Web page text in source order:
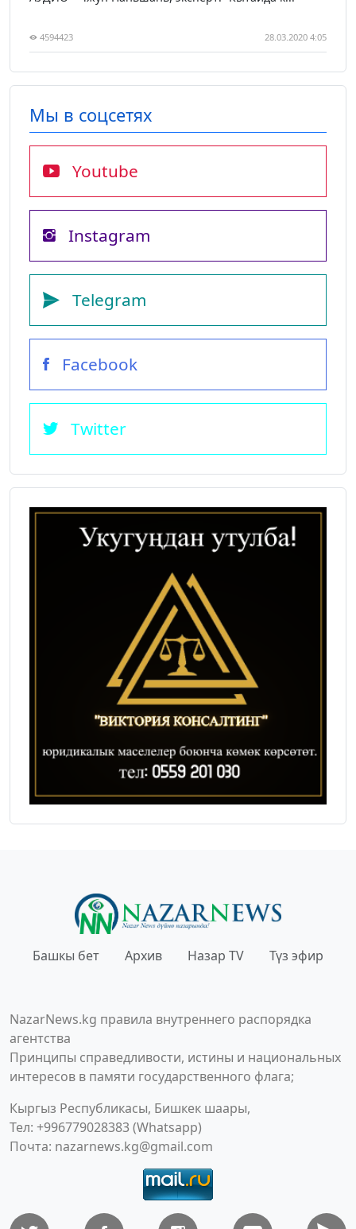
4594423 28.03.2020 4:05
Мы в соцсетях
Youtube
Instagram
Telegram
Facebook
Twitter
Башкы бет Архив Назар TV Түз эфир
NazarNews.kg правила внутреннего распорядка
агентства
Принципы справедливости, истины и национальных
интересов в памяти государственного флага;
Кыргыз Республикасы, Бишкек шаары,
Тел: +996779028383 (Whatsapp)
Почта: nazarnews.kg@gmail.com